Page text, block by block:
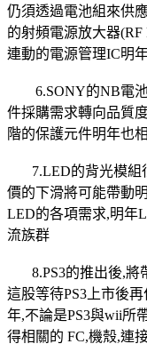
仍須透過電池組來供
的射頻電源放大器(RF
連動的電源管理IC明
6.SONY的NB電池
件採購需求轉向品質
階的保護元件明年也
7.LED的背光模組
價的下滑將可能帶動
LED的各項需求,明年
流族群
8.PS3的推出後,將
這股等待PS3上市後
年,不論是PS3與wii所
得相關的 FC,機殼,連